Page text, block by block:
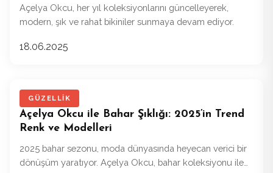
Açelya Okcu, her yıl koleksiyonlarını güncelleyerek,
modern, şık ve rahat bikiniler sunmaya devam ediyor.
18.06.2025
GÜZELLIK
Açelya Okcu ile Bahar Şıklığı: 2025’in Trend
Renk ve Modelleri
2025 bahar sezonu, moda dünyasında heyecan verici bir
dönüşüm yaratıyor. Açelya Okcu, bahar koleksiyonu ile